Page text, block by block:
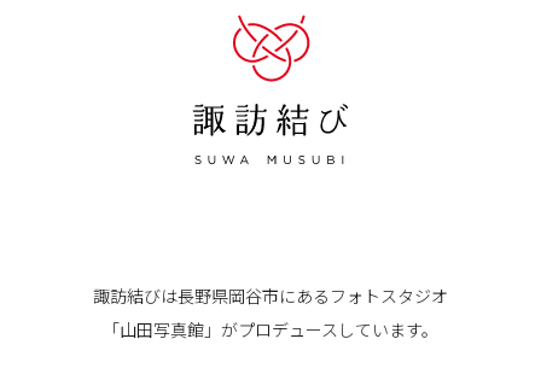
諏訪結びは長野県岡谷市にある フォトスタジオ
「山田写真館」がプロデュースしています。